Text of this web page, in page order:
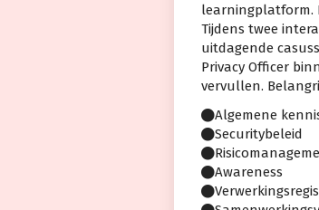
learningplatform.
Tijdens twee
uitdagende
Privacy Officer
vervullen.
Algemene
Securitybeleid
Awareness